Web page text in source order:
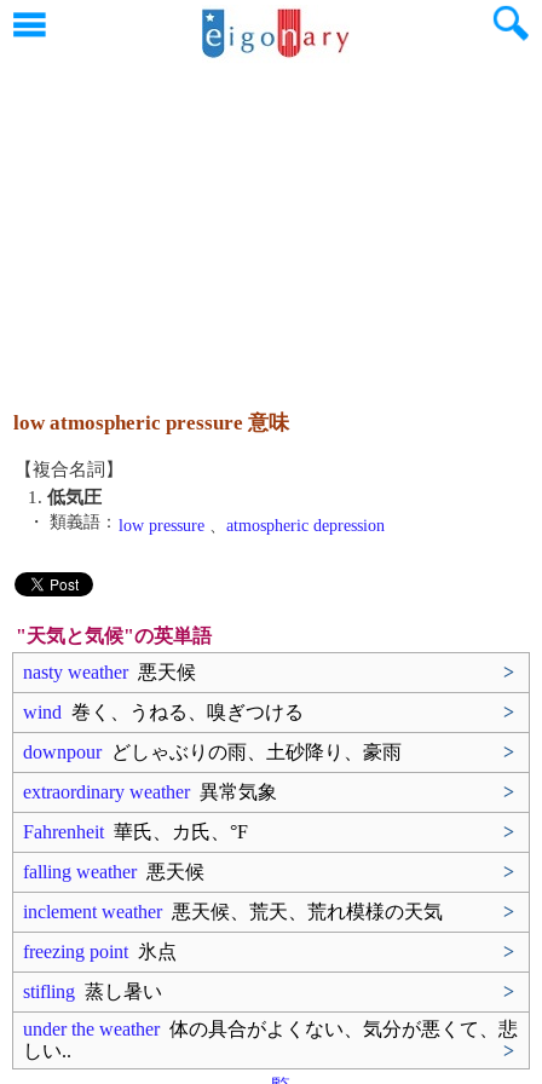
low atmospheric pressure 意味
【複合名詞】
1. 低気圧
・ 類義語： low pressure 、 atmospheric depression
"天気と気候"の英単語
nasty weather悪天候
>
wind 巻く、うねる、嗅ぎつける
>
downpourどしゃぶりの雨、土砂降り、豪雨
>
extraordinary weather異常気象
>
Fahrenheit 華氏、カ氏、°F
>
falling weather悪天候
>
inclement weather悪天候、荒天、荒れ模様の天気
>
freezing point 氷点
>
stifling 蒸し暑い
>
under the weather体の具合がよくない、気分が悪くて、悲
しい..
>